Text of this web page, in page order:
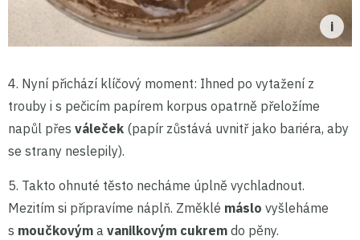
4. Nyní přichází klíčový moment: Ihned po vytažení z
trouby i s pečicím papírem korpus opatrně přeložíme
napůl přes váleček (papír zůstává uvnitř jako bariéra, aby
se strany neslepily).
5. Takto ohnuté těsto necháme úplně vychladnout.
Mezitím si připravíme náplň. Změklé máslo vyšleháme
s moučkovým a vanilkovým cukrem do pěny.